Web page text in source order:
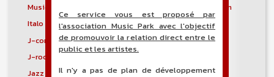
Musique irlandaise
Rock progressif italien
Italo Disco
Italo house
J-core
J-pop
J-rock
Jazz blues
Jazz modal
Ce service vous est proposé par
l'association Music Park avec l'objectif
de promouvoir la relation direct entre le
public et les artistes.
Il n'y a pas de plan de développement